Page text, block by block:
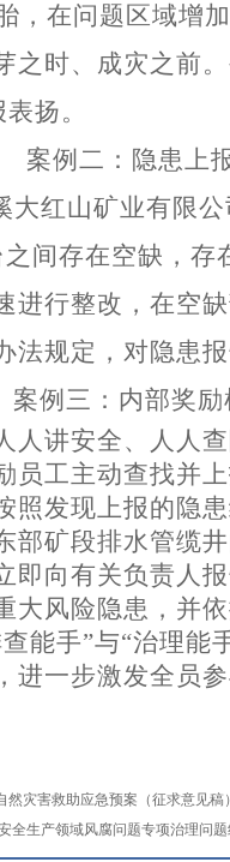
，在问题 区域增加
之时、成灾之前。
扬。
案例二：隐患上
大红山矿业有限
间存在空缺， 存
进行整改，在空
法规定，对隐患
案例三：内部奖
人讲安全、人人
工主动查找并上
照发现上报的隐
部矿段排水管缆
向有关负责人报
大风险隐患，并
能手”与“治理
进一步激发全员
然灾害救助应急预案（征求意见稿
全生产领域风腐问题专项治理问